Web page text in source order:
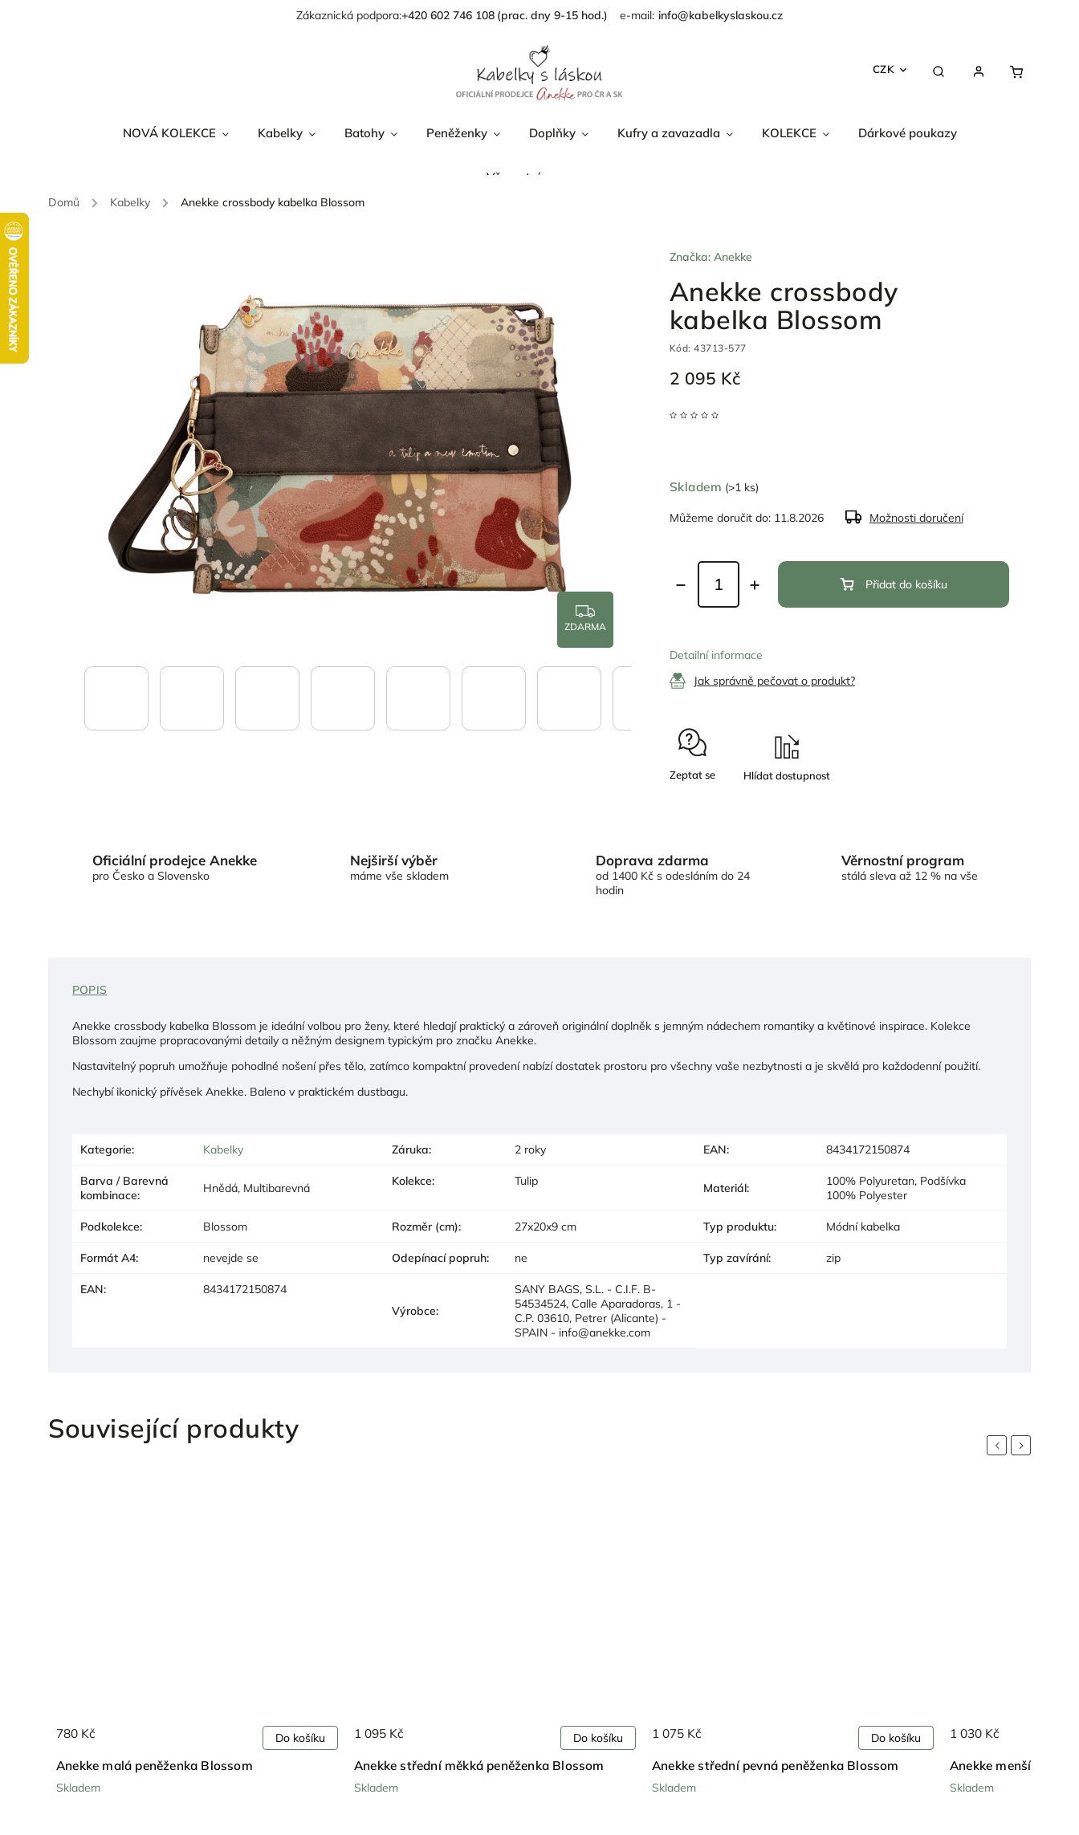
Zákaznická podpora:+420 602 746 108 info@kabelkyslaskou.cz
CZK
NOVÁ KOLEKCE Kabelky Batohy Peněženky Doplňky Kufry a zavazadla KOLEKCE Dárkové poukazy
Věrnostní program
Domů / Kabelky / Anekke crossbody kabelka Blossom
ZDARMA
Anekke crossbody
kabelka Blossom
Kód: 43713-577
2 095 Kč
Značka: Anekke
Skladem (>1 ks)
Můžeme doručit do: 11.8.2026 Možnosti doručení
Přidat do košíku
Detailní informace
Jak správně pečovat o produkt?
Zeptat se
Oficiální prodejce Anekke
pro Česko a Slovensko
Nejširší výběr
máme vše skladem
Doprava zdarma
od 1400 Kč s odesláním do 24
hodin
Věrnostní program
stálá sleva až 12 % na vše
POPIS
Anekke crossbody kabelka Blossom je ideální volbou pro ženy, které hledají praktický a zároveň originální doplněk s jemným nádechem romantiky a květinové inspirace. Kolekce
Blossom zaujme propracovanými detaily a něžným designem typickým pro značku Anekke.
Nastavitelný popruh umožňuje pohodlné nošení přes tělo, zatímco kompaktní provedení nabízí dostatek prostoru pro všechny vaše nezbytnosti a je skvělá pro každodenní použití.
Nechybí ikonický přívěsek Anekke. Baleno v praktickém dustbagu.
Kategorie: Kabelky Záruka: 2 roky EAN: 8434172150874
Barva / Barevná
kombinace: Hnědá, Multibarevná Kolekce: Tulip Materiál:
100% Polyuretan, Podšívka
100% Polyester
Podkolekce: Blossom Rozměr (cm): 27x20x9 cm Typ produktu: Módní kabelka
Formát A4: nevejde se Odepínací popruh: ne Typ zavírání: zip
EAN:
8434172150874
Výrobce:
SANY BAGS, S.L. - C.I.F. B-
54534524, Calle Aparadoras, 1 -
C.P. 03610, Petrer (Alicante) -
SPAIN - info@anekke.com
Související produkty
Previous
Anekke malá peněženka Blossom
Skladem
780 Kč Do košíku
Anekke střední měkká peněženka Blossom
Skladem
1 095 Kč Do košíku
Anekke střední pevná peněženka Blossom
Skladem
1 075 Kč Do košíku
Anekke menší měkká
Skladem
1 030 Kč
Next